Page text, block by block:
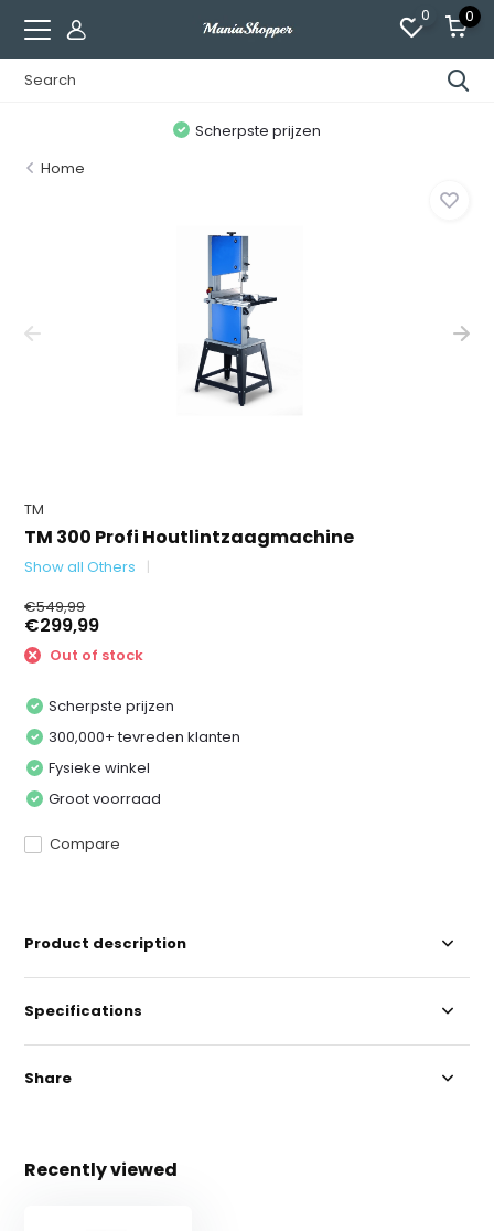
0 0
Scherpste prijzen
Home
TM
TM 300 Profi Houtlintzaagmachine
Show all Others
€549,99
€299,99
Out of stock
Scherpste prijzen
300,000+ tevreden klanten
Fysieke winkel
Groot voorraad
Compare
Product description
Specifications
Share
Recently viewed